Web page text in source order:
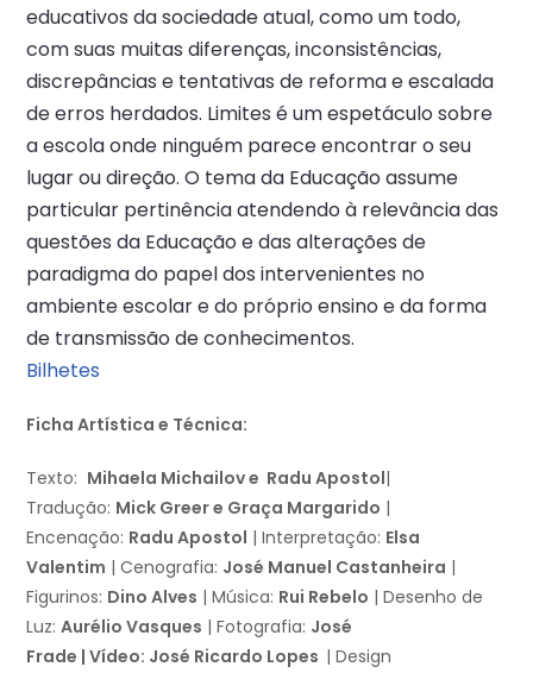
educativos da sociedade atual, como um todo,
com suas muitas diferenças, inconsistências,
discrepâncias e tentativas de reforma e escalada
de erros herdados. Limites é um espetáculo sobre
a escola onde ninguém parece encontrar o seu
lugar ou direção. O tema da Educação assume
particular pertinência atendendo à relevância das
questões da Educação e das alterações de
paradigma do papel dos intervenientes no
ambiente escolar e do próprio ensino e da forma
de transmissão de conhecimentos.
Bilhetes
Ficha Artística e Técnica:
Texto: Mihaela Michailov e Radu Apostol|
Tradução: Mick Greer e Graça Margarido |
Encenação: Radu Apostol | Interpretação: Elsa
Valentim | Cenografia: José Manuel Castanheira |
Figurinos: Dino Alves | Música: Rui Rebelo | Desenho de
Luz: Aurélio Vasques | Fotografia: José
Frade | Vídeo: José Ricardo Lopes | Design